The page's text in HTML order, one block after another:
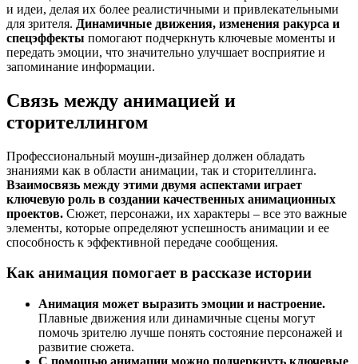
и идеи, делая их более реалистичными и привлекательными
для зрителя. Динамичные движения, изменения ракурса и
спецэффекты помогают подчеркнуть ключевые моменты и
передать эмоции, что значительно улучшает восприятие и
запоминание информации.
Связь между анимацией и
сторителлингом
Профессиональный моушн-дизайнер должен обладать
знаниями как в области анимации, так и сторителлинга.
Взаимосвязь между этими двумя аспектами играет
ключевую роль в создании качественных анимационных
проектов. Сюжет, персонажи, их характеры – все это важные
элементы, которые определяют успешность анимации и ее
способность к эффективной передаче сообщения.
Как анимация помогает в рассказе истории
Анимация может выразить эмоции и настроение.
Плавные движения или динамичные сцены могут
помочь зрителю лучше понять состояние персонажей и
развитие сюжета.
С помощью анимации можно подчеркнуть ключевые